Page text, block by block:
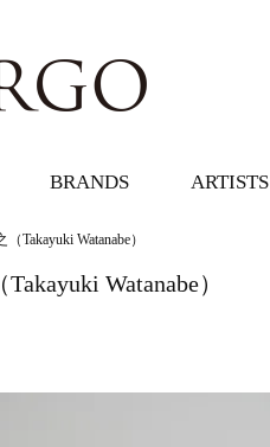
BRANDS ARTISTS
Takayuki Watanabe）
Watanabe）